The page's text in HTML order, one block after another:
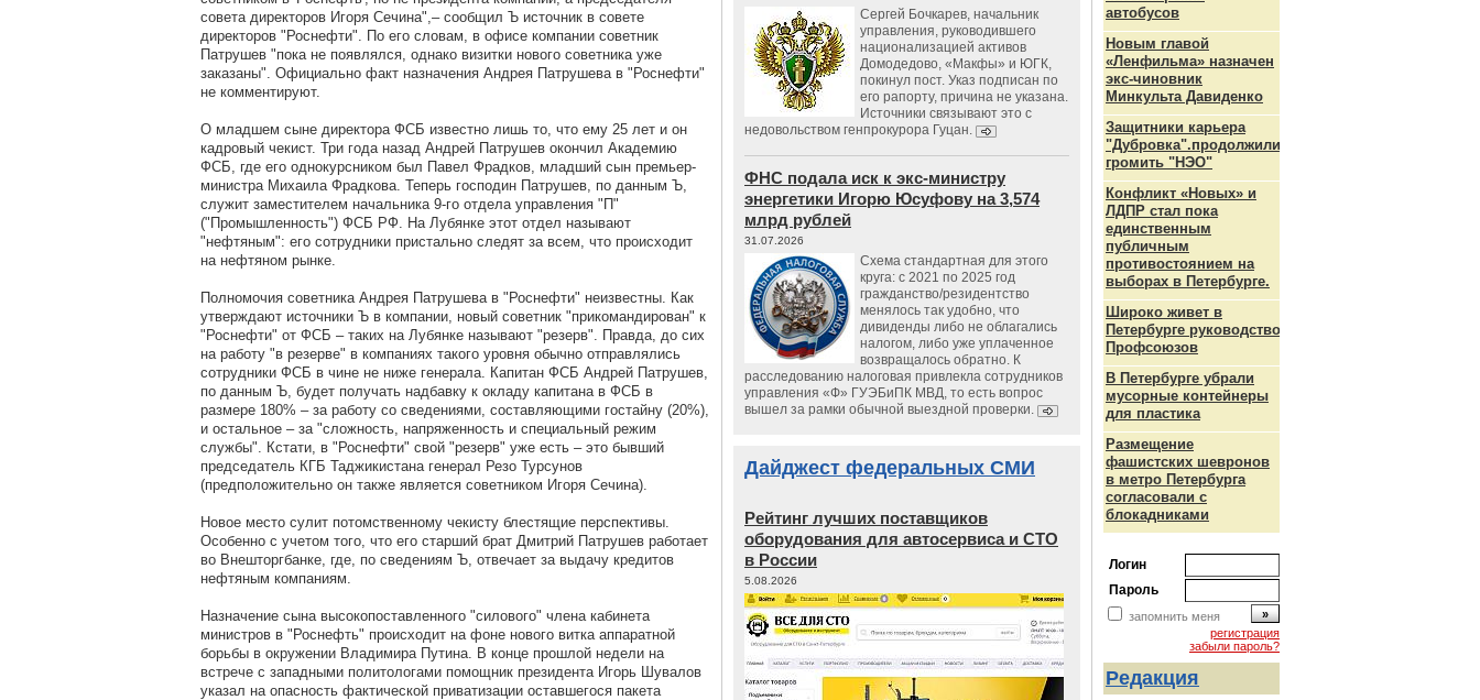
совета директоров Игоря Сечина",– сообщил Ъ источник в совете
директоров "Роснефти". По его словам, в офисе компании советник
Патрушев "пока не появлялся, однако визитки нового советника уже
заказаны". Официально факт назначения Андрея Патрушева в "Роснефти"
не комментируют.
О младшем сыне директора ФСБ известно лишь то, что ему 25 лет и он
кадровый чекист. Три года назад Андрей Патрушев окончил Академию
ФСБ, где его однокурсником был Павел Фрадков, младший сын премьер-
министра Михаила Фрадкова. Теперь господин Патрушев, по данным Ъ,
служит заместителем начальника 9-го отдела управления "П"
("Промышленность") ФСБ РФ. На Лубянке этот отдел называют
"нефтяным": его сотрудники пристально следят за всем, что происходит
на нефтяном рынке.
Полномочия советника Андрея Патрушева в "Роснефти" неизвестны. Как
утверждают источники Ъ в компании, новый советник "прикомандирован" к
"Роснефти" от ФСБ – таких на Лубянке называют "резерв". Правда, до сих
на работу "в резерве" в компаниях такого уровня обычно отправлялись
сотрудники ФСБ в чине не ниже генерала. Капитан ФСБ Андрей Патрушев,
по данным Ъ, будет получать надбавку к окладу капитана в ФСБ в
размере 180% – за работу со сведениями, составляющими гостайну (20%),
и остальное – за "сложность, напряженность и специальный режим
службы". Кстати, в "Роснефти" свой "резерв" уже есть – это бывший
председатель КГБ Таджикистана генерал Резо Турсунов
(предположительно он также является советником Игоря Сечина).
Новое место сулит потомственному чекисту блестящие перспективы.
Особенно с учетом того, что его старший брат Дмитрий Патрушев работает
во Внешторгбанке, где, по сведениям Ъ, отвечает за выдачу кредитов
нефтяным компаниям.
Назначение сына высокопоставленного "силового" члена кабинета
министров в "Роснефть" происходит на фоне нового витка аппаратной
борьбы в окружении Владимира Путина. В конце прошлой недели на
встрече с западными политологами помощник президента Игорь Шувалов
указал на опасность фактической приватизации оставшегося пакета
Сергей Бочкарев, начальник
управления, руководившего
национализацией активов
Домодедово, «Макфы» и ЮГК,
покинул пост. Указ подписан по
его рапорту, причина не указана.
Источники связывают это с
недовольством генпрокурора Гуцан.
ФНС подала иск к экс-министру
энергетики Игорю Юсуфову на 3,574
млрд рублей
31.07.2026
Схема стандартная для этого
круга: с 2021 по 2025 год
гражданство/резидентство
менялось так удобно, что
дивиденды либо не облагались
налогом, либо уже уплаченное
возвращалось обратно. К
расследованию налоговая привлекла сотрудников
управления «Ф» ГУЭБиПК МВД, то есть вопрос
вышел за рамки обычной выездной проверки.
Дайджест федеральных СМИ
Рейтинг лучших поставщиков
оборудования для автосервиса и СТО
в России
5.08.2026
автобусов
Новым главой
«Ленфильма» назначен
экс-чиновник
Минкульта Давиденко
Защитники карьера
"Дубровка".продолжили
громить "НЭО"
Конфликт «Новых» и
ЛДПР стал пока
единственным
публичным
противостоянием на
выборах в Петербурге.
Широко живет в
Петербурге руководство
Профсоюзов
В Петербурге убрали
мусорные контейнеры
для пластика
Размещение
фашистских шевронов
в метро Петербурга
согласовали с
блокадниками
Логин
Пароль
запомнить меня
регистрация
забыли пароль?
Редакция